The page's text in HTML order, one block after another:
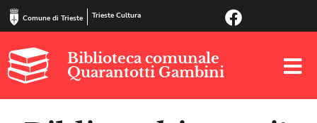
Comune di Trieste Trieste Cultura
Biblioteca comunale
Quarantotti Gambini